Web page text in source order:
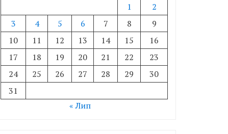
1
2
3
4 5 6 7 8
9
10
11 12 13 14 15
16
17
18 19 20 21 22
23
24
25 26 27 28 29
30
31
« Лип